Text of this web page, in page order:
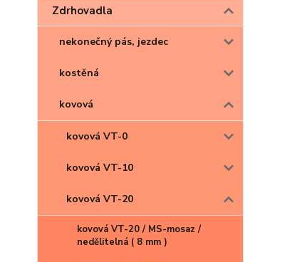
Zdrhovadla
nekonečný pás, jezdec
kostěná
kovová
kovová VT-0
kovová VT-10
kovová VT-20
kovová VT-20 / MS-mosaz /
nedělitelná ( 8 mm )